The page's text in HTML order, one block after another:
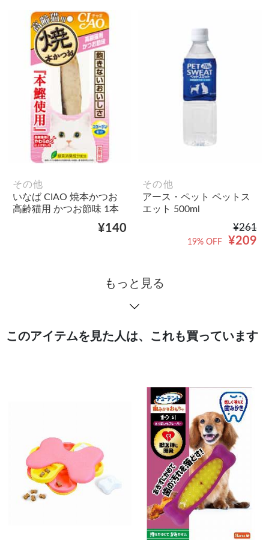
その他
いなば CIAO 焼本かつお
高齢猫用 かつお節味 1本
¥140
その他
アース・ペット ペットス
エット 500ml
¥261
¥209
19% OFF
もっと見る
このアイテムを見た人は、これも買っています